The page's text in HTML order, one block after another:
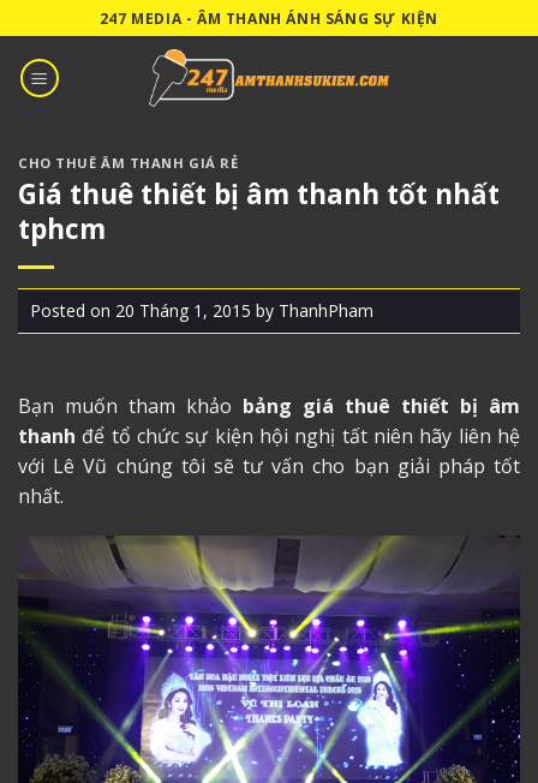
to
content
247 MEDIA - ÂM THANH ÁNH SÁNG SỰ KIỆN
CHO THUÊ ÂM THANH GIÁ RẺ
Giá thuê thiết bị âm thanh tốt nhất
tphcm
Posted on 20 Tháng 1, 2015 by ThanhPham
Bạn muốn tham khảo bảng giá thuê thiết bị âm
thanh để tổ chức sự kiện hội nghị tất niên hãy liên hệ
với Lê Vũ chúng tôi sẽ tư vấn cho bạn giải pháp tốt
nhất.